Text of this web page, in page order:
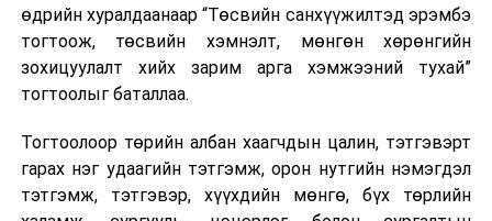
өдрийн хуралдаанаар “Төсвийн санхүүжилтэд эрэмбэ
тогтоож, төсвийн хэмнэлт, мөнгөн хөрөнгийн
зохицуулалт хийх зарим арга хэмжээний тухай”
тогтоолыг баталлаа.
Тогтоолоор төрийн албан хаагчдын цалин, тэтгэвэрт
гарах нэг удаагийн тэтгэмж, орон нутгийн нэмэгдэл
тэтгэмж, тэтгэвэр, хүүхдийн мөнгө, бүх төрлийн